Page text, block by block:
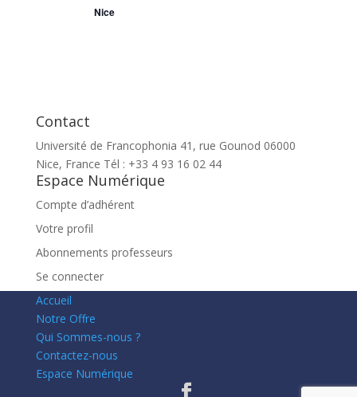
Nice
Contact
Université de Francophonia 41, rue Gounod 06000
Nice, France Tél : +33 4 93 16 02 44
Espace Numérique
Compte d’adhérent
Votre profil
Abonnements professeurs
Se connecter
Accueil
Notre Offre
Qui Sommes-nous ?
Contactez-nous
Espace Numérique